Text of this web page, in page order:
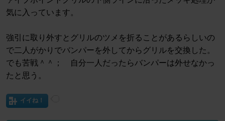
気に入っています。
強引に取り外すとグリルのツメを折ることがあるらしいの
で二人がかりでバンパーを外してからグリルを交換した。
でも苦戦＾＾； 自分一人だったらバンパーは外せなかっ
たと思う。
イイね！